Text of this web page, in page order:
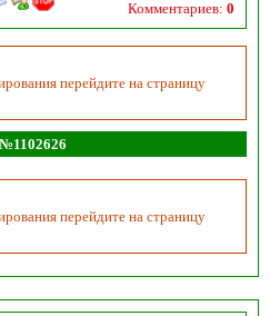
Комментариев: 0
перейдите на страницу
перейдите на страницу